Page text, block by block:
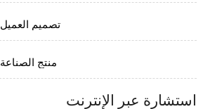
تصميم العميل
منتج الصناعة
استشارة عبر الإنترنت